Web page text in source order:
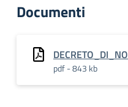
Documenti
pdf - 843 kb